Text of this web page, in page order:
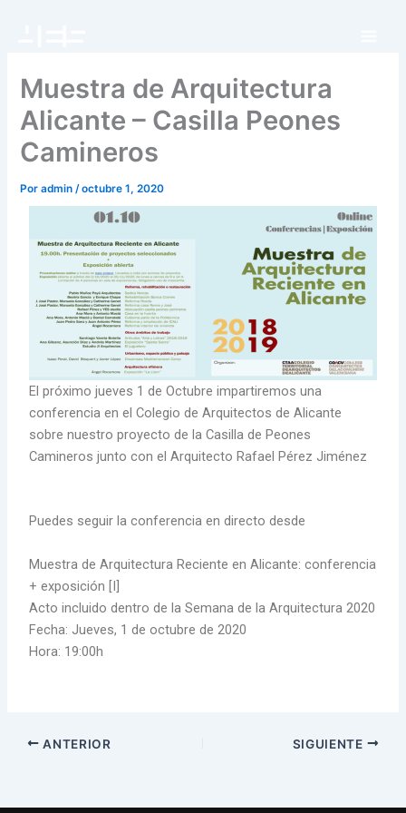
Muestra de Arquitectura
Alicante – Casilla Peones
Camineros
Poradmin/octubre 1, 2020
El próximo jueves 1 de Octubre impartiremos una
conferencia en el Colegio de Arquitectos de Alicante
sobre nuestro proyecto de la Casilla de Peones
Camineros junto con el Arquitecto Rafael Pérez Jiménez
Puedes seguir la conferencia en directo desde
Muestra de Arquitectura Reciente en Alicante: conferencia
+ exposición [I]
Acto incluido dentro de la Semana de la Arquitectura 2020
Fecha: Jueves, 1 de octubre de 2020
Hora: 19:00h
ANTERIOR SIGUIENTE